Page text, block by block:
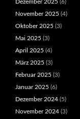
Dezember 2025 (6)
November 2025 (4)
Oktober 2025 (3)
Mai 2025 (3)
April 2025 (4)
März 2025 (3)
Februar 2025 (3)
Januar 2025 (6)
Dezember 2024 (5)
November 2024 (3)